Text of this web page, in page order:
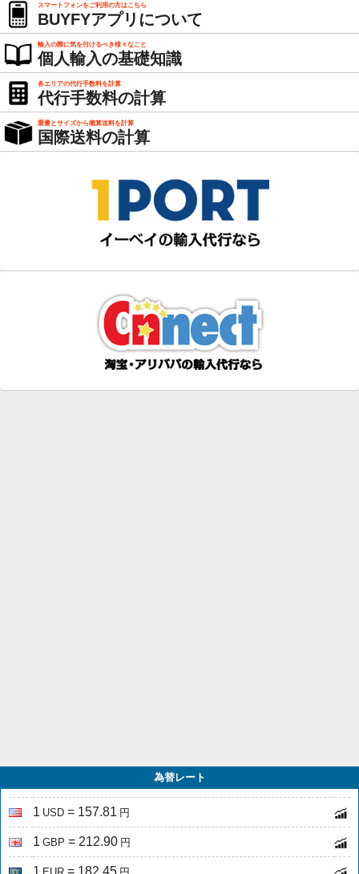
スマートフォンをご利用の方はこちら
BUYFYアプリについて
輸入の際に気を付けるべき様々なこと
個人輸入の基礎知識
各エリアの代行手数料を計算
代行手数料の計算
重量とサイズから概算送料を計算
国際送料の計算
為替レート
1 USD = 157.81 円
1 GBP = 212.90 円
1 = 182.45